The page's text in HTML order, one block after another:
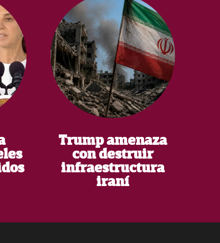
Trump amenaza
con destruir
infraestructura
iraní